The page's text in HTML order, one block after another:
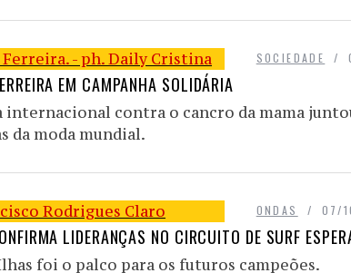
SOCIEDADE
EM CAMPANHA SOLIDÁRIA
internacional contra o cancro da mama
da moda mundial.
ONDAS 07/
LIDERANÇAS NO CIRCUITO DE SURF
foi o palco para os futuros campeões.